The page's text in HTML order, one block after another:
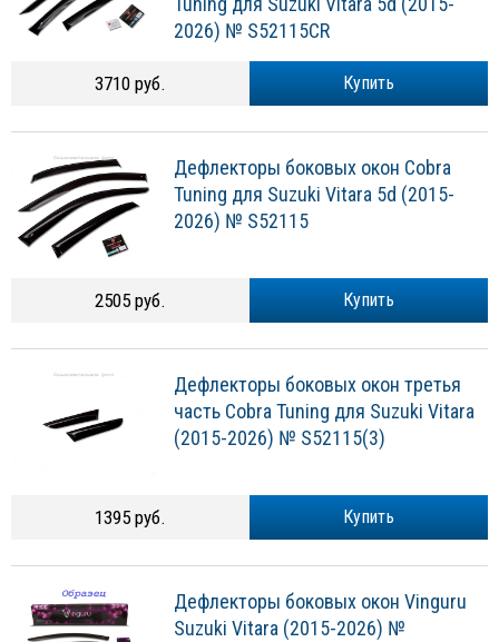
2026) № S52115CR
Купить
3710 руб.
Дефлекторы боковых окон Cobra
Tuning для Suzuki Vitara 5d (2015-
2026) № S52115
Купить
2505 руб.
Дефлекторы боковых окон третья
часть Cobra Tuning для Suzuki Vitara
(2015-2026) № S52115(3)
Купить
1395 руб.
Дефлекторы боковых окон Vinguru
Suzuki Vitara (2015-2026) №